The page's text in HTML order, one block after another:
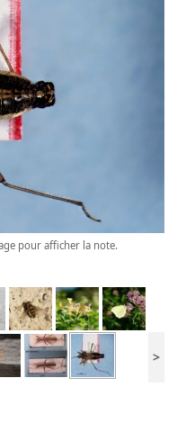
pour afficher la note.
>